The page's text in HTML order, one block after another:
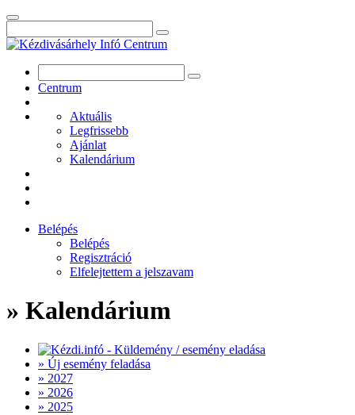
Centrum
Aktuális
Legfrissebb
Ajánlat
Kalendárium
Belépés
Belépés
Regisztráció
Elfelejtettem a jelszavam
» Kalendárium
» Új esemény feladása
» 2027
» 2026
» 2025